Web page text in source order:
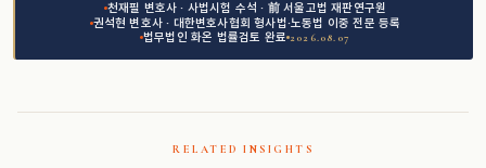
천재필 변호사 · 사법시험 수석 · 前 서울고법 재판연구원
권석현 변호사 · 대한변호사협회 형사법·노동법 이중 전문 등록
법무법인 화온 법률검토 완료 2026.08.07
RELATED INSIGHTS